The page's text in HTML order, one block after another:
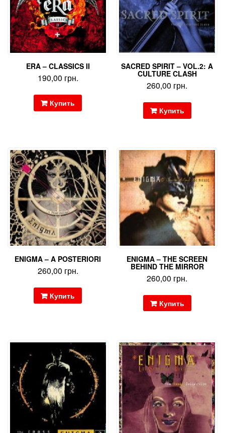
ERA – CLASSICS II
190,00 грн.
Купить
SACRED SPIRIT – VOL.2: A
CULTURE CLASH
260,00 грн.
Купить
ENIGMA – A POSTERIORI
260,00 грн.
Купить
ENIGMA – THE SCREEN
BEHIND THE MIRROR
260,00 грн.
Купить